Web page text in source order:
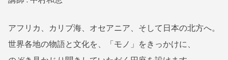
アフリカ、カリブ海、オセアニア、そして日本の北方へ。
世界各地の物語と文化を、「モノ」をきっかけに、